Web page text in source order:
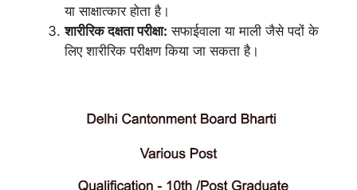
या साक्षात्कार होता है।
शारीरिक दक्षता परीक्षा: सफाईवाला या माली जैसे पदों के
लिए शारीरिक परीक्षण किया जा सकता है।